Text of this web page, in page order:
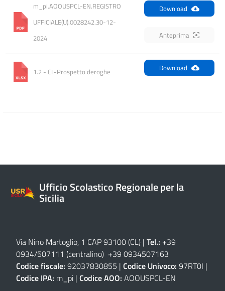
m_pi.AOOUSPCL-EN.REGISTRO
UFFICIALE(U).0028242.30-12-
2024
Download
Anteprima
1.2 - CL-Prospetto deroghe Download
Ufficio Scolastico Regionale per la
Sicilia
Via Nino Martoglio, 1 CAP 93100 (CL) | Tel.: +39
0934/507111 (centralino) +39 0934507163
Codice fiscale: 92037830855 | Codice Univoco: 97RT0I |
Codice IPA: m_pi | Codice AOO: AOOUSPCL-EN